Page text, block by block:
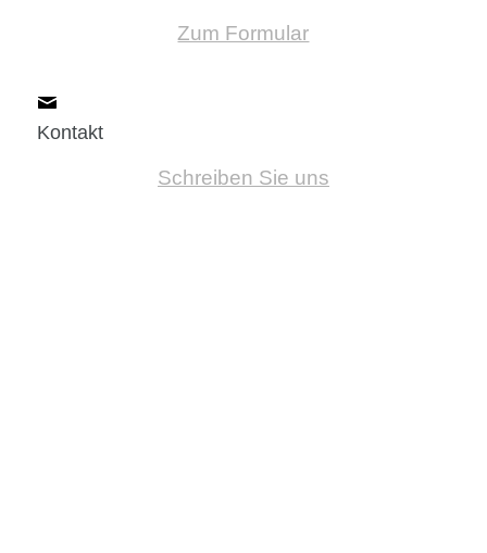
Zum Formular
Kontakt
Schreiben Sie uns